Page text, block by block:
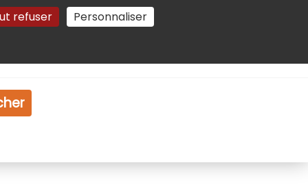
refuser Personnaliser
Gestion des cookies